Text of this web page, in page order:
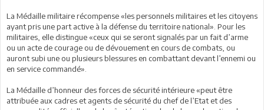
La Médaille militaire récompense «les personnels militaires et les citoyens
ayant pris une part active à la défense du territoire national». Pour les
militaires, elle distingue «ceux qui se seront signalés par un fait d’arme
ou un acte de courage ou de dévouement en cours de combats, ou
auront subi une ou plusieurs blessures en combattant devant l’ennemi ou
en service commandé».
La Médaille d’honneur des forces de sécurité intérieure «peut être
attribuée aux cadres et agents de sécurité du chef de l’Etat et des